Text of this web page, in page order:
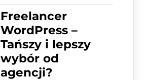
Freelancer
WordPress –
Tańszy i lepszy
wybór od
agencji?